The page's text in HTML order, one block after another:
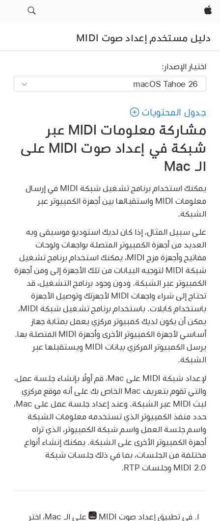
Apple‏
دليل مستخدم إعداد صوت MIDI
اختيار الإصدار:
جدول المحتويات
مشاركة معلومات MIDI عبر
شبكة في إعداد صوت MIDI على
الـ Mac
يمكنك استخدام برنامج تشغيل شبكة MIDI في إرسال
معلومات MIDI واستقبالها بين أجهزة الكمبيوتر عبر
الشبكة.
على سبيل المثال، إذا كان لديك استوديو موسيقى وبه
العديد من أجهزة الكمبيوتر المتصلة بواجهات ولوحات
مفاتيح وأجهزة مزج MIDI، يمكنك استخدام برنامج تشغيل
شبكة MIDI لتوجيه البيانات من تلك الأجهزة إلى ومن أجهزة
الكمبيوتر عبر الشبكة. ودون وجود برنامج التشغيل، قد
تحتاج إلى شراء واجهات MIDI لأجهزتك وتوصيل الأجهزة
باستخدام كابلات. باستخدام برنامج تشغيل شبكة MIDI،
يمكن أن يكون لديك كمبيوتر مركزي يعمل بمثابة جهاز
أساسي لأجهزة الكمبيوتر الأخرى وأجهزة MIDI المتصلة بها.
يرسل الكمبيوتر المركزي بيانات MIDI ويستقبلها عبر
الشبكة.
لإعداد شبكة MIDI على Mac، قم أولًا بإنشاء جلسة عمل،
والتي تقوم بتعريف Mac الخاص بك على أنه موقع مركزي
لبث MIDI عبر الشبكة. وعند إعداد جلسة عمل على Mac،
حدد منفذ الكمبيوتر الذي تستخدمه معلومات الشبكة
واسم جلسة العمل واسم شبكة الكمبيوتر، الذي تراه
أجهزة الكمبيوتر الأخرى على الشبكة. يمكنك إنشاء أنواع
مختلفة من الجلسات، بما في ذلك جلسات شبكة
MIDI 2.0 وجلسات RTP.
في تطبيق إعداد صوت MIDI
على الـ Mac، اختر